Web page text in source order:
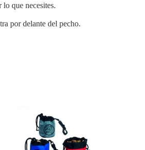
que necesites.
por delante del pecho.